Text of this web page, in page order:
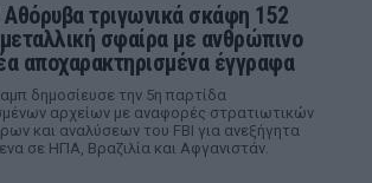
Αθόρυβα τριγωνικά σκάφη 152
σφαίρα με ανθρώπινο
αποχαρακτηρισμένα έγγραφα
δημοσίευσε την 5η παρτίδα
αρχείων με αναφορές στρατιωτικών
και αναλύσεων του FBI για ανεξήγητα
σε ΗΠΑ, Βραζιλία και Αφγανιστάν.